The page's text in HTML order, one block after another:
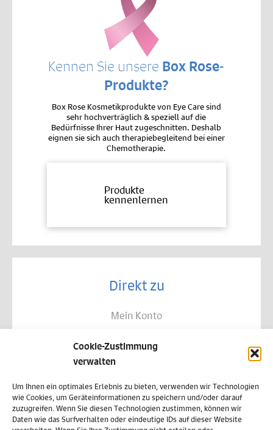
Cookie-Zustimmung
verwalten
Um Ihnen ein optimales Erlebnis zu bieten, verwenden wir Technologien
wie Cookies, um Geräteinformationen zu speichern und/oder darauf
zuzugreifen. Wenn Sie diesen Technologien zustimmen, können wir
Daten wie das Surfverhalten oder eindeutige IDs auf dieser Website
Kennen Sie unsere Box Rose-
Produkte?
Box Rose Kosmetikprodukte von Eye Care sind
sehr hochverträglich & speziell auf die
Bedürfnisse Ihrer Haut zugeschnitten. Deshalb
eignen sie sich auch therapiebegleitend bei einer
Chemotherapie.
Produkte
kennenlernen
Direkt zu
Mein Konto
Allgemeine Geschäftsbedingungen
Datenschutz
Widerruf
Zahlungsweisen